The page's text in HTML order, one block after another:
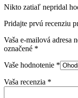
Nikto zatiaľ nepridal
Pridajte prvú recenziu
Vaša e-mailová adresa
označené *
Vaše hodnotenie *
Vaša recenzia *